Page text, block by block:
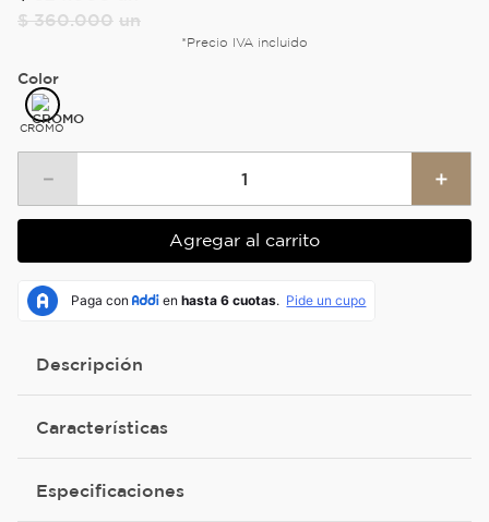
$ 360.000 un
*Precio IVA incluido
Color
CROMO
＋
－
Agregar al carrito
Descripción
Características
Especificaciones